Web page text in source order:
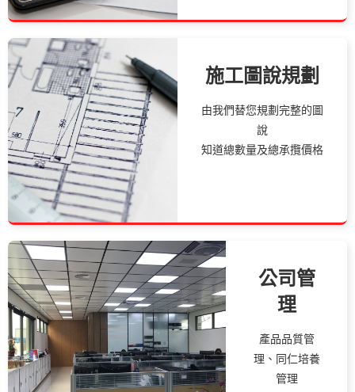
施工圖說規劃
由我們替您規劃完整的圖
說
知道總數量及總承攬價格
公司管
理
產品品質管
理、同仁培養
管理